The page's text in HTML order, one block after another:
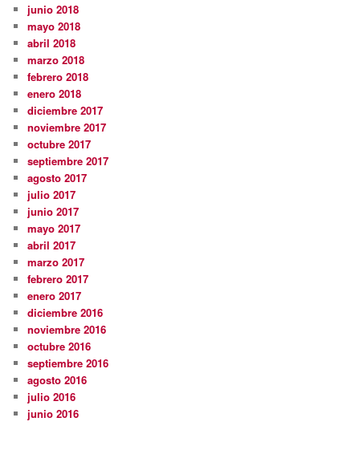
junio 2018
mayo 2018
abril 2018
marzo 2018
febrero 2018
enero 2018
diciembre 2017
noviembre 2017
octubre 2017
septiembre 2017
agosto 2017
julio 2017
junio 2017
mayo 2017
abril 2017
marzo 2017
febrero 2017
enero 2017
diciembre 2016
noviembre 2016
octubre 2016
septiembre 2016
agosto 2016
julio 2016
junio 2016